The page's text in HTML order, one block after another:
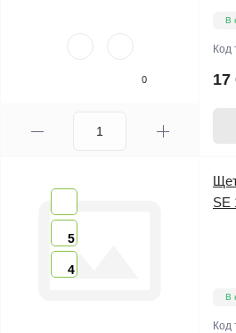
0
В
Код
17
5
4
SE
В
Код